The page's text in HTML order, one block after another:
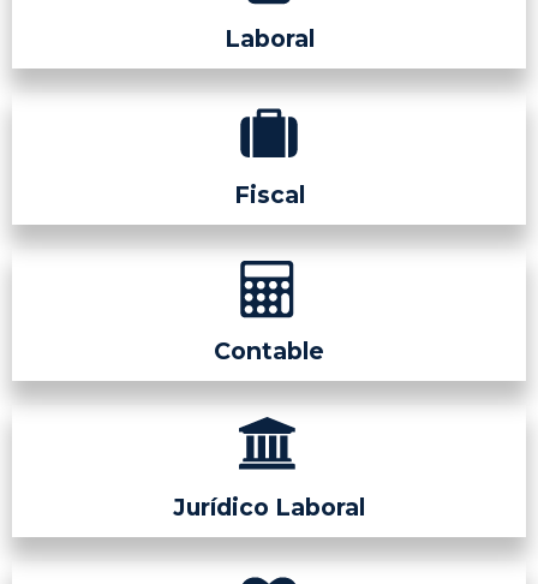
Laboral
Fiscal
Contable
Jurídico Laboral